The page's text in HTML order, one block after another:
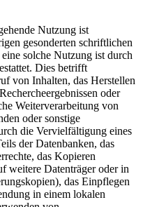
Nutzung ist
gesonderten schriftlichen
solche Nutzung ist durch
Dies betrifft
von Inhalten, das Herstellen
oder
Weiterverarbeitung von
oder sonstige
die Vervielfältigung eines
der Datenbanken, das
das Kopieren
weitere Datenträger oder in
das Einpflegen
in einem lokalen